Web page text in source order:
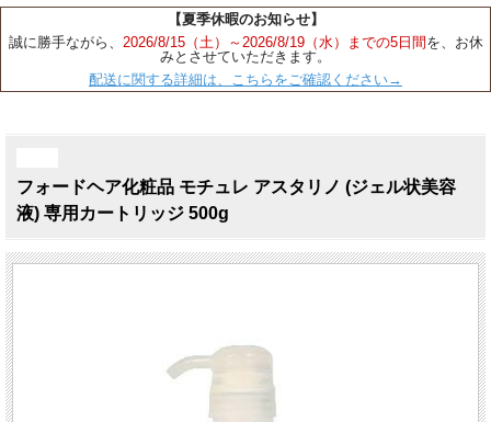
【夏季休暇のお知らせ】
誠に勝手ながら、 2026/8/15（土）～2026/8/19（水）までの5日間 を、お休
みとさせていただきます。
配送に関する詳細は、こちらをご確認ください→
フォードヘア化粧品 モチュレ アスタリノ (ジェル状美容
液) 専用カートリッジ 500g